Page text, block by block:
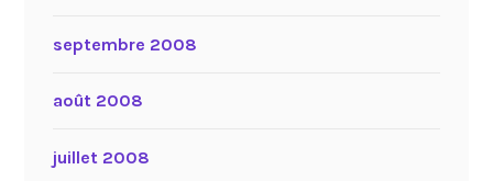
septembre 2008
août 2008
juillet 2008